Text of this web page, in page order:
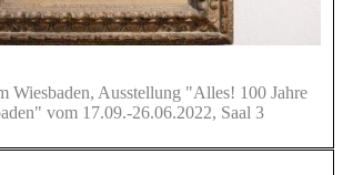
Wiesbaden, Ausstellung "Alles! 100 Jahre
vom 17.09.-26.06.2022, Saal 3